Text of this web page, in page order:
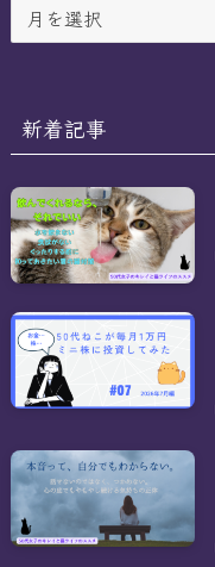
ー
ブ
新着記事